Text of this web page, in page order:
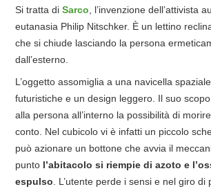
Si tratta di Sarco , l’invenzione dell’attivista
eutanasia Philip Nitschker. È un lettino
che si chiude lasciando la persona
dall’esterno.
L’oggetto assomiglia a una navicella
futuristiche e un design leggero. Il suo
alla persona all’interno la possibilità di
conto. Nel cubicolo vi è infatti un piccolo
può azionare un bottone che avvia il
punto l’abitacolo si riempie di azoto e
espulso . L’utente perde i sensi e nel giro